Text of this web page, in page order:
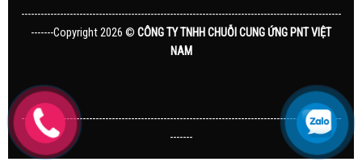
---------------------------------------------------------------------------------------------------
-------Copyright 2026 © CÔNG TY TNHH CHUỖI CUNG ỨNG PNT VIỆT
NAM
---------------------------------------------------------------------------------------------------
-------